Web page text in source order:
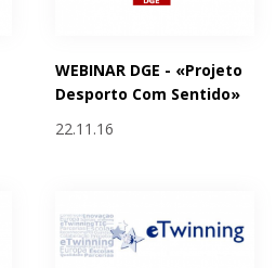
WEBINAR DGE - «Projeto
Desporto Com Sentido»
22.11.16